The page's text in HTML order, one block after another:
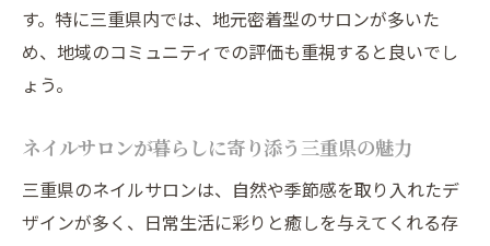
す。特に三重県内では、地元密着型のサロンが多いた
め、地域のコミュニティでの評価も重視すると良いでし
ょう。
ネイルサロンが暮らしに寄り添う三重県の魅力
三重県のネイルサロンは、自然や季節感を取り入れたデ
ザインが多く、日常生活に彩りと癒しを与えてくれる存